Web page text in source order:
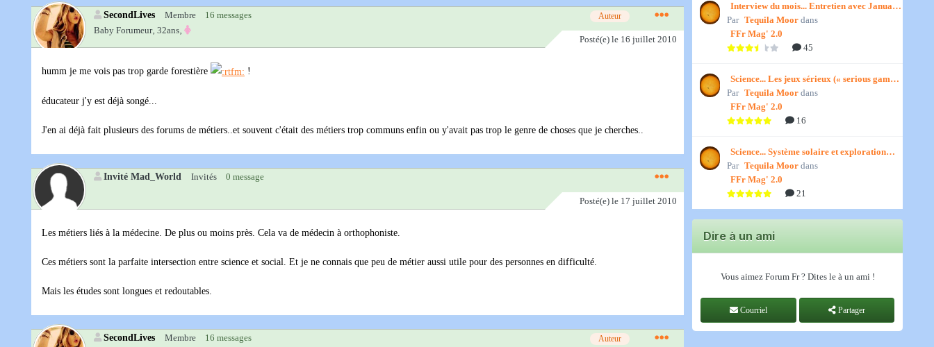
SecondLives Membre 16 messages Auteur
Baby Forumeur‚ 32ans‚
Posté(e) le 16 juillet 2010
humm je me vois pas trop garde forestière !
éducateur j'y est déjà songé...
J'en ai déjà fait plusieurs des forums de métiers..et souvent c'était des métiers trop communs enfin ou y'avait pas trop le genre de choses que je cherches..
Invité Mad_World Invités 0 message
Posté(e) le 17 juillet 2010
Les métiers liés à la médecine. De plus ou moins près. Cela va de médecin à orthophoniste.
Ces métiers sont la parfaite intersection entre science et social. Et je ne connais que peu de métier aussi utile pour des personnes en difficulté.
Mais les études sont longues et redoutables.
SecondLives Membre 16 messages Auteur
Interview du mois... Entretien avec January,
par Titenath
Par Tequila Moor dans
FFr Mag' 2.0
45
Science... Les jeux sérieux (« serious games
») par Jedino
Par Tequila Moor dans
FFr Mag' 2.0
16
Science... Système solaire et exploration
spatiale, par Jedino
Par Tequila Moor dans
FFr Mag' 2.0
21
Dire à un ami
Vous aimez Forum Fr ? Dites le à un ami !
Courriel Partager